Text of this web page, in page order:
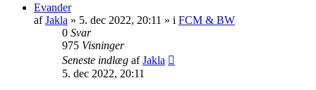
Evander
afJakla » 5. dec 2022, 20:11 » i FCM & BW
0 Svar
975 Visninger
Seneste indlæg afJakla
5. dec 2022, 20:11